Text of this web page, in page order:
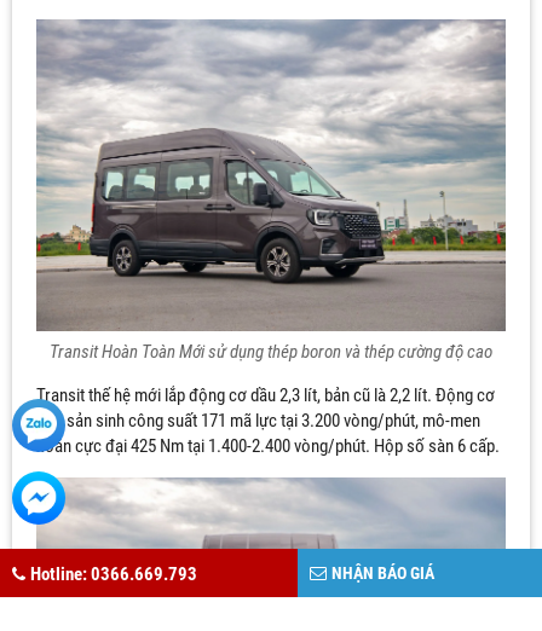
Transit Hoàn Toàn Mới sử dụng thép boron và thép cường độ cao
Transit thế hệ mới lắp động cơ dầu 2,3 lít, bản cũ là 2,2 lít. Động cơ
mới sản sinh công suất 171 mã lực tại 3.200 vòng/phút, mô-men
xoắn cực đại 425 Nm tại 1.400-2.400 vòng/phút. Hộp số sàn 6 cấp.
Hotline: 0366.669.793 NHẬN BÁO GIÁ